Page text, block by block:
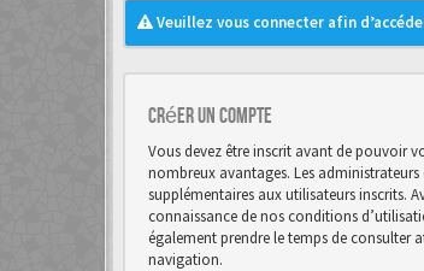
Veuillez vous connecter afin
Créer un Compte
Vous devez être inscrit avant de pouvoir
nombreux avantages. Les
supplémentaires aux utilisateurs inscrits.
connaissance de nos conditions
également prendre le temps de consulter
navigation.